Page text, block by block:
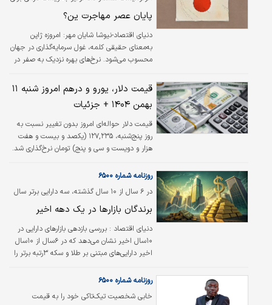
نیازی به سالن‌های مجلل پاریس نیست و حتی
یک فست‌فود زنجیره‌ای نیز می‌تواند نقطه شروع
باشد. «شاخص بیگ‌مک» اکونومیست به‌عنوان
معیاری غیررسمی اما گویا، شکاف میان نرخ‌های
اسمی ارز و قدرت خرید واقعی…
بازارها تبدیل شده است
پایان عصر مهاجرت ین؟
دنیای اقتصاد-نیوشا شایان مهر: امروزه ژاپن
به‌معنای حقیقی کلمه، غول سرمایه‌گذاری در جهان
محسوب می‌شود. نرخ‌های بهره نزدیک به صفر در
بازارهای داخلی را آن‌قدر کم‌رمق کرده که سرمایه‌ها
به‌طور سیستماتیک راه خروج را در پیش گرفته‌اند.
دلار اوراق و دارایی مالی در خارج از مرزهای ژاپن
نگه می‌دارند. این رقم در دو دهه گذشته دو برابر
شده است.
قیمت دلار، یورو و درهم امروز شنبه ۱۱
بهمن ۱۴۰۴ + جزئیات
قیمت دلار حواله‌ای امروز بدون تغییر نسبت به
روز پنج‌شنبه، ۱۲۷,۲۳۵ (یکصد و بیست و هفت
هزار و دویست و سی و پنج) تومان نرخ‌گذاری شد.
در ۶ سال از ۱۰ سال گذشته، سه دارایی برتر سال
متعلق به بازار فیزیکی طلا و سکه بوده است؛
روزنامه شماره ۶۵۰۰
برندگان بازارها در یک دهه اخیر
دنیای اقتصاد : بررسی بازدهی بازارهای دارایی در
۱۰سال اخیر نشان می‌دهد که در ۶سال از ۱۰سال
اخیر دارایی‌های مبتنی بر طلا و سکه ۳رتبه برتر را
در دو سال ۹۸ و ۹۹ بهترین عملکرد را داشته‌اند.
خابی شخصیت تیک‌تاکی خود را به قیمت
روزنامه شماره ۶۵۰۰